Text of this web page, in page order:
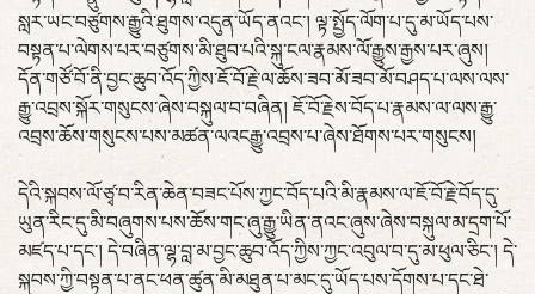
སླར་ཡང་བཙུགས་རྒྱུའི་ཐུགས་འདུན་ཡོད་ནའང་། ལྟ་སྤྱོད་ལོག་པ་དུ་མ་ཡོད་པས་
བསྟན་པ་ལེགས་པར་བཙུགས་མི་ཐུབ་པའི་སྐུ་ངལ་རྣམས་ལོ་རྒྱུས་རྒྱས་པར་ཞུས།
དོན་གཙོ་བོ་ནི་བྱང་ཆུབ་འོད་ཀྱིས་ཇོ་བོ་རྗེ་ལ་ཆོས་ཟབ་མོ་ཟབ་མོ་བཤད་པ་ལས་ལས་
རྒྱུ་འབྲས་སྐོར་གསུངས་ཞེས་བསྐུལ་བ་བཞིན། ཇོ་བོ་རྗེས་བོད་པ་རྣམས་ལ་ལས་རྒྱུ་
འབྲས་ཆོས་གསུངས་པས་མཚན་ལའངརྒྱུ་འབྲས་པ་ཞེས་ཐོགས་པར་གསུངས།
དེའི་སྐབས་ལོ་ཙྭ་བ་རིན་ཆེན་བཟང་པོས་ཀྱང་བོད་པའི་མི་རྣམས་ལ་ཇོ་བོ་རྗེ་བོད་དུ་
ཡུན་རིང་དུ་མི་བཞུགས་པས་ཆོས་གང་ཞུ་རྒྱུ་ཡིན་ནའང་ཞུས་ཞེས་བསྐུལ་མ་དྲག་པོ་
མཛད་པ་དང་། དེ་བཞིན་ལྷ་བླ་མ་བྱང་ཆུབ་འོད་ཀྱིས་ཀྱང་འབུལ་བ་དུ་མ་ཕུལ་ཅིང་། དེ་
སྐབས་ཀྱི་བསྟན་པ་ནང་ཕན་ཚུན་མི་མཐུན་པ་མང་དུ་ཡོད་པས་དོགས་པ་དང་ཐེ་